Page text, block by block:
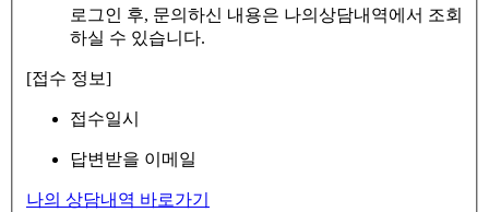
로그인 후, 문의하신 내용은 나의상담내역에서 조회
하실 수 있습니다.
[접수 정보]
접수일시
답변받을 이메일
나의 상담내역 바로가기